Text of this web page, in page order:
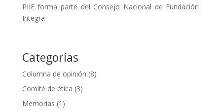
PIIE forma parte del Consejo Nacional de Fundación
Integra
Categorías
Columna de opinión (8)
Comité de ética (3)
Memorias (1)